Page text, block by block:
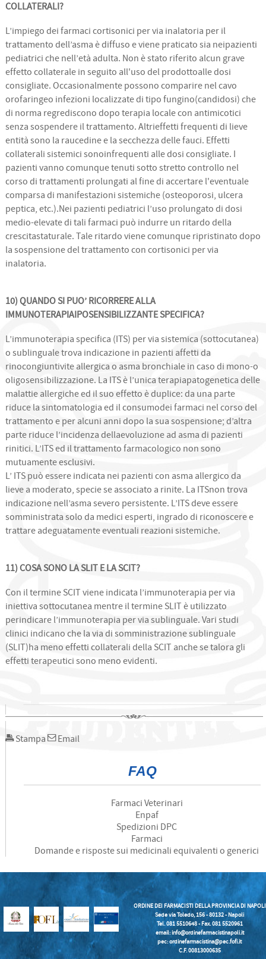
COLLATERALI?
L’impiego dei farmaci cortisonici per via inalatoria per il
trattamento dell’asma è diffuso e viene praticato sia neipazienti
pediatrici che nell’età adulta. Non è stato riferito alcun grave
effetto collaterale in seguito all'uso del prodottoalle dosi
consigliate. Occasionalmente possono comparire nel cavo
orofaringeo infezioni localizzate di tipo fungino(candidosi) che
di norma regrediscono dopo terapia locale con antimicotici
senza sospendere il trattamento. Altrieffetti frequenti di lieve
entità sono la raucedine e la secchezza delle fauci. Effetti
collaterali sistemici sonoinfrequenti alle dosi consigliate. I
pazienti vanno comunque tenuti sotto stretto controllo nel
corso di trattamenti prolungati al fine di accertare l'eventuale
comparsa di manifestazioni sistemiche (osteoporosi, ulcera
peptica, etc.).Nei pazienti pediatrici l’uso prolungato di dosi
medio-elevate di tali farmaci può indurre un ritardo della
crescitastaturale. Tale ritardo viene comunque ripristinato dopo
la sospensione del trattamento con cortisonici per via
inalatoria.
10) QUANDO SI PUO’ RICORRERE ALLA
IMMUNOTERAPIAIPOSENSIBILIZZANTE SPECIFICA?
L’immunoterapia specifica (ITS) per via sistemica (sottocutanea)
o sublinguale trova indicazione in pazienti affetti da
rinocongiuntivite allergica o asma bronchiale in caso di mono-o
oligosensibilizzazione. La ITS è l’unica terapiapatogenetica delle
malattie allergiche ed il suo effetto è duplice: da una parte
riduce la sintomatologia ed il consumodei farmaci nel corso del
trattamento e per alcuni anni dopo la sua sospensione; d’altra
parte riduce l’incidenza dellaevoluzione ad asma di pazienti
rinitici. L’ITS ed il trattamento farmacologico non sono
mutuamente esclusivi.
L’ ITS può essere indicata nei pazienti con asma allergico da
lieve a moderato, specie se associato a rinite. La ITSnon trova
indicazione nell’asma severo persistente. L’ITS deve essere
somministrata solo da medici esperti, ingrado di riconoscere e
trattare adeguatamente eventuali reazioni sistemiche.
11) COSA SONO LA SLIT E LA SCIT?
Con il termine SCIT viene indicata l’immunoterapia per via
iniettiva sottocutanea mentre il termine SLIT è utilizzato
perindicare l’immunoterapia per via sublinguale. Vari studi
clinici indicano che la via di somministrazione sublinguale
(SLIT)ha meno effetti collaterali della SCIT anche se talora gli
effetti terapeutici sono meno evidenti.
Stampa Email
FAQ
Farmaci Veterinari
Enpaf
Spedizioni DPC
Farmaci
Domande e risposte sui medicinali equivalenti o generici
ORDINE DEI FARMACISTI DELLA PROVINCIA DI NAPOLI
Sede via Toledo, 156 - 80132 - Napoli
Tel. 081 5510648 - Fax. 081 5520961
email:info@ordinefarmacistinapoli.it
pec: ordinefarmacistina@pec.fofi.it
C.F. 00813000635